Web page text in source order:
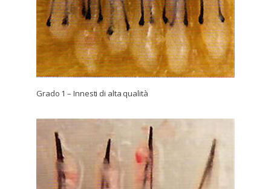
Grado 1 – Innesti di alta qualità